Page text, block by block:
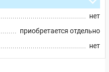
нет
приобретается отдельно
нет